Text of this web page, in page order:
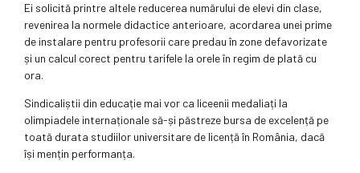
Ei solicită printre altele reducerea numărului de elevi din clase,
revenirea la normele didactice anterioare, acordarea unei prime
de instalare pentru profesorii care predau în zone defavorizate
și un calcul corect pentru tarifele la orele în regim de plată cu
ora.
Sindicaliștii din educație mai vor ca liceenii medaliați la
olimpiadele internaționale să-și păstreze bursa de excelență pe
toată durata studiilor universitare de licență în România, dacă
își mențin performanța.